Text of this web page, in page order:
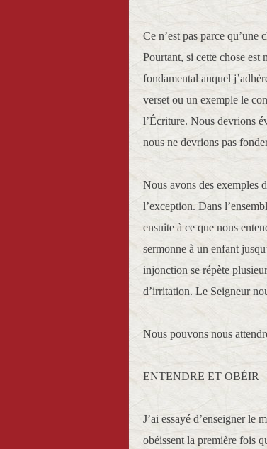
Ce n’est pas parce
Pourtant, si cette chose
fondamental auquel
verset ou un exemple le
l’Écriture. Nous devrions
nous ne devrions pas
Nous avons des exemples
l’exception. Dans
ensuite à ce que nous
sermonne à un enfant
injonction se répète
d’irritation. Le Seigneur
Nous pouvons nous
ENTENDRE ET OBÉIR
J’ai essayé d’enseigner le
obéissent la première fois